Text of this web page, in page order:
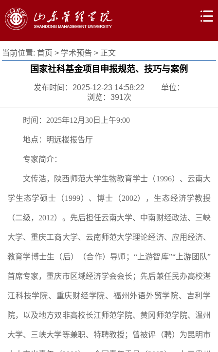
当前位置: 首页 > 学术预告 > 正文
国家社科基金项目申报规范、技巧与案例
发布时间：2025-12-23 14:58:22
单位：
浏览： 391次
时间：2025年12月30日上午9:00
地点：明远楼报告厅
专家简介：
文传浩，陕西师范大学生物教育学士（1996）、云南大
学生态学硕士（1999）、博士（2002），生态经济学教授
（二级，2012）。先后担任云南大学、中南财经政法、三峡
大学、重庆工商大学、云南师范大学理论经济、应用经济、
教育学博士生（后）（合作）导师；“上游智库”“上游团队”
首席专家，重庆市区域经济学会会长；先后兼任民办高校湛
江科技学院、重庆财经学院、福州外语外贸学院、吉利学
院，以及地方双非高校长江师范学院、黄冈师范学院、温州
大学、三峡大学等兼职、特聘教授；曾被评（聘）为昆明市